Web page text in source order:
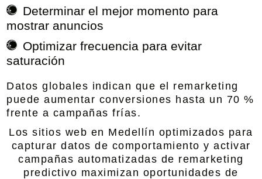
Determinar el mejor momento para
mostrar anuncios
Optimizar frecuencia para evitar
saturación
Datos globales indican que el remarketing
puede aumentar conversiones hasta un 70 %
frente a campañas frías.
Los sitios web en Medellín optimizados para
capturar datos de comportamiento y activar
campañas automatizadas de remarketing
predictivo maximizan oportunidades de